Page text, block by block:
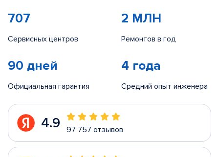
707
Сервисных центров
2 МЛН
Ремонтов в год
90 дней
Официальная гарантия
4 года
Средний опыт инженера
4.9 97 757 отзывов